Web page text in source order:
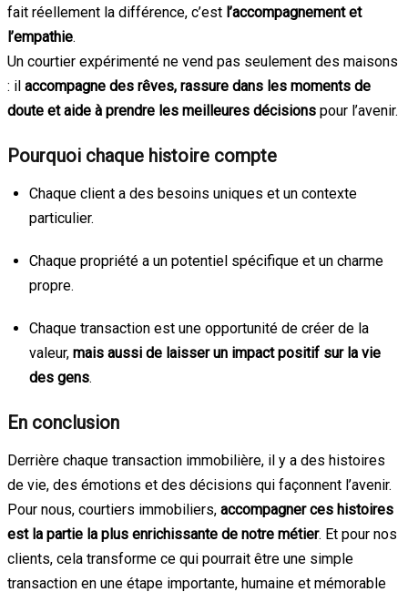
fait réellement la différence, c’est l’accompagnement et
l’empathie.
Un courtier expérimenté ne vend pas seulement des maisons
: il accompagne des rêves, rassure dans les moments de
doute et aide à prendre les meilleures décisions pour l’avenir.
Pourquoi chaque histoire compte
Chaque client a des besoins uniques et un contexte
particulier.
Chaque propriété a un potentiel spécifique et un charme
propre.
Chaque transaction est une opportunité de créer de la
valeur, mais aussi de laisser un impact positif sur la vie
des gens.
En conclusion
Derrière chaque transaction immobilière, il y a des histoires
de vie, des émotions et des décisions qui façonnent l’avenir.
Pour nous, courtiers immobiliers, accompagner ces histoires
est la partie la plus enrichissante de notre métier. Et pour nos
clients, cela transforme ce qui pourrait être une simple
transaction en une étape importante, humaine et mémorable